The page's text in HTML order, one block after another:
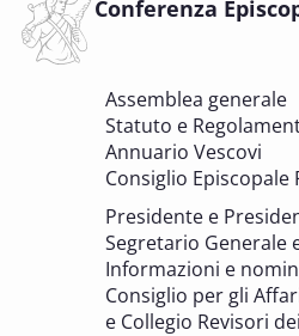
DELL'EDILIZIA DI CULTO
Giornate di studio
Archivistica
memoria. Artefici di
valorizzazione del
BENI CULTURALI E EDILIZIA DI
7 OTTOBRE 2025
Conferenza
Assemblea generale
Statuto e
Annuario Vescovi
Consiglio
Presidente e
Segretario Generale
Informazioni e
Consiglio per gli
e Collegio Revisori